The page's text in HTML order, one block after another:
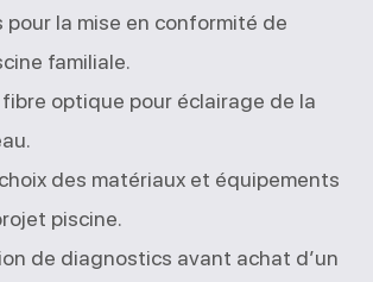
pour la mise en conformité de
familiale.
fibre optique pour éclairage de la
des matériaux et équipements
piscine.
de diagnostics avant achat d’un